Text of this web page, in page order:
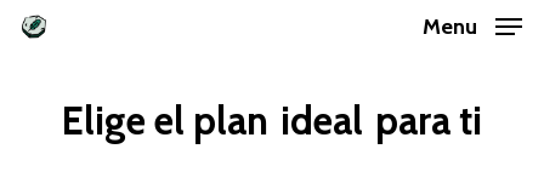
Skip
content
Menu
Elige el plan ideal para ti